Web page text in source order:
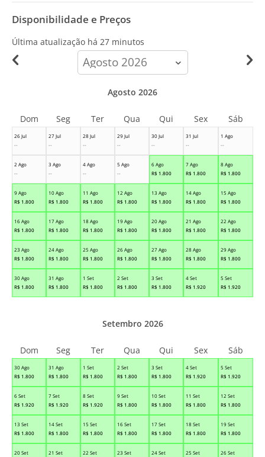
Disponibilidade e Preços
Última atualização há 27 minutos
calendar-
month
26 Jul
--
27 Jul
--
28 Jul
--
29 Jul
--
30 Jul
--
31 Jul
--
1 Ago
--
2 Ago
--
3 Ago
--
4 Ago
--
5 Ago
--
6 Ago
R$ 1.800
7 Ago
R$ 1.800
8 Ago
R$ 1.800
9 Ago
R$ 1.800
10 Ago
R$ 1.800
11 Ago
R$ 1.800
12 Ago
R$ 1.800
13 Ago
R$ 1.800
14 Ago
R$ 1.800
15 Ago
R$ 1.800
16 Ago
R$ 1.800
17 Ago
R$ 1.800
18 Ago
R$ 1.800
19 Ago
R$ 1.800
20 Ago
R$ 1.800
21 Ago
R$ 1.800
22 Ago
R$ 1.800
23 Ago
R$ 1.800
24 Ago
R$ 1.800
25 Ago
R$ 1.800
26 Ago
R$ 1.800
27 Ago
R$ 1.800
28 Ago
R$ 1.800
29 Ago
R$ 1.800
30 Ago
R$ 1.800
31 Ago
R$ 1.800
1 Set
R$ 1.800
2 Set
R$ 1.800
3 Set
R$ 1.800
4 Set
R$ 1.920
5 Set
R$ 1.920
Agosto 2026
Dom Seg Ter Qua Qui Sex Sáb
30 Ago
R$ 1.800
31 Ago
R$ 1.800
1 Set
R$ 1.800
2 Set
R$ 1.800
3 Set
R$ 1.800
4 Set
R$ 1.920
5 Set
R$ 1.920
6 Set
R$ 1.920
7 Set
R$ 1.920
8 Set
R$ 1.920
9 Set
R$ 1.800
10 Set
R$ 1.800
11 Set
R$ 1.800
12 Set
R$ 1.800
13 Set
R$ 1.800
14 Set
R$ 1.800
15 Set
R$ 1.800
16 Set
R$ 1.800
17 Set
R$ 1.800
18 Set
R$ 1.800
19 Set
R$ 1.800
20 Set 21 Set 22 Set 23 Set 24 Set 25 Set 26 Set
Setembro 2026
Dom Seg Ter Qua Qui Sex Sáb